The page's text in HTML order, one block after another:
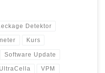
Detektor
Kurs
Software Update
UltraCella VPM